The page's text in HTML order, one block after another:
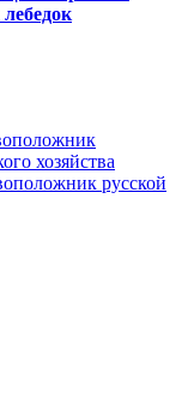
хозяйства
русской